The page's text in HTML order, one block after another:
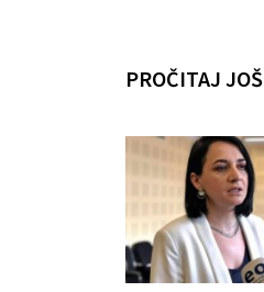
PROČITAJ JOŠ